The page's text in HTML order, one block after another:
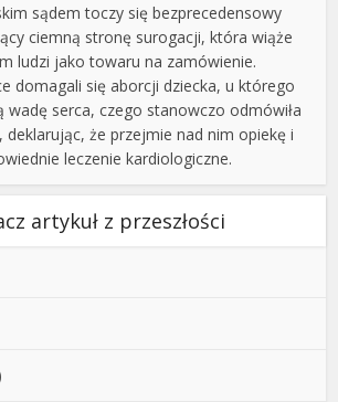
sądem toczy się bezprecedensowy
ciemną stronę surogacji, która wiąże
ludzi jako towaru na zamówienie.
domagali się aborcji dziecka, u którego
wadę serca, czego stanowczo odmówiła
deklarując, że przejmie nad nim opiekę i
leczenie kardiologiczne.
artykuł z przeszłości